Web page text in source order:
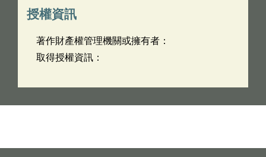
授權資訊
著作財產權管理機關或擁有者：
取得授權資訊：